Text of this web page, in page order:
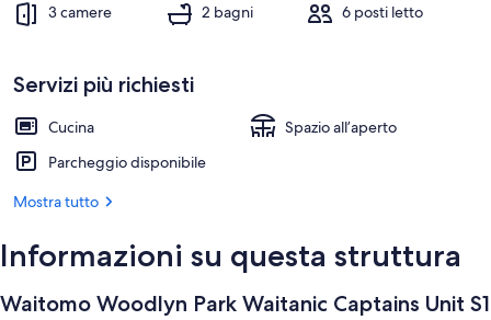
3 camere 2 bagni 6 posti letto
Servizi più richiesti
Cucina
Spazio all’aperto
Parcheggio disponibile
Mostra tutto
Informazioni su questa struttura
Waitomo Woodlyn Park Waitanic Captains Unit S1